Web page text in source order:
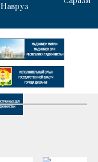
Навруз